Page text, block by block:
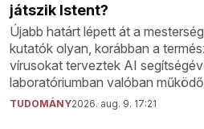
játszik Istent?
Újabb határt lépett át a
kutatók olyan, korábban a
vírusokat terveztek AI
laboratóriumban valóban
TUDOMÁNY2026. aug. 9. 17:21